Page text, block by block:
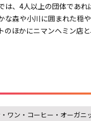
は、4人以上の団体であ
な森や小川に囲まれた穏
ほかにニマンヘミン店
ワン・コーヒー・オーガニ